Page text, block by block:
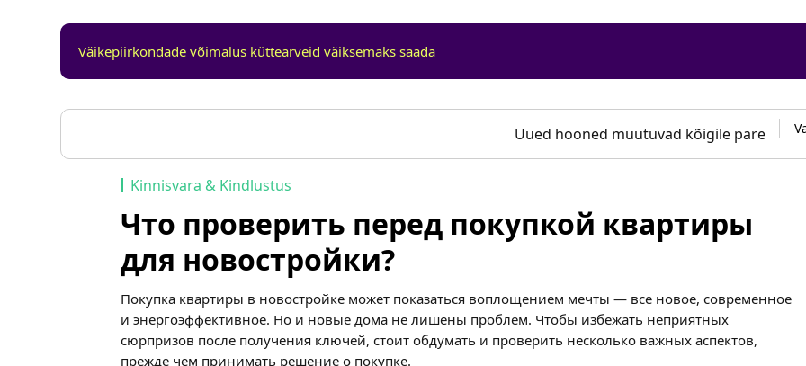
Väikepiirkondade võimalus küttearveid väiksemaks saada
Uued hooned muutuvad kõigile paremini
Kinnisvara & Kindlustus
Что проверить перед покупкой квартиры
для новостройки?
Покупка квартиры в новостройке может показаться воплощением мечты — все новое, современное
и энергоэффективное. Но и новые дома не лишены проблем. Чтобы избежать неприятных
сюрпризов после получения ключей, стоит обдумать и проверить несколько важных аспектов,
прежде чем принимать решение о покупке.